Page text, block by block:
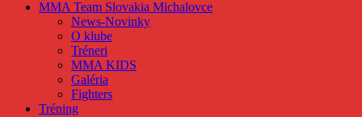
MMA Team Slovakia Michalovce
News-Novinky
O klube
Tréneri
MMA KIDS
Galéria
Fighters
Tréning